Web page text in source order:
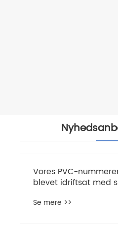
​Vores PVC-
blevet idriftsat med
1,5-10 mm.
Se mere >>